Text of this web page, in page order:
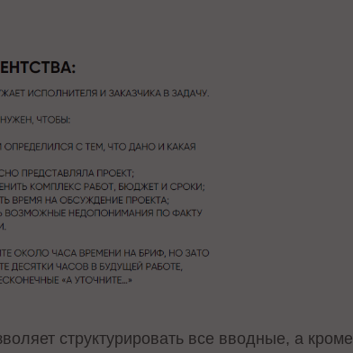
структурировать все вводные, а кроме